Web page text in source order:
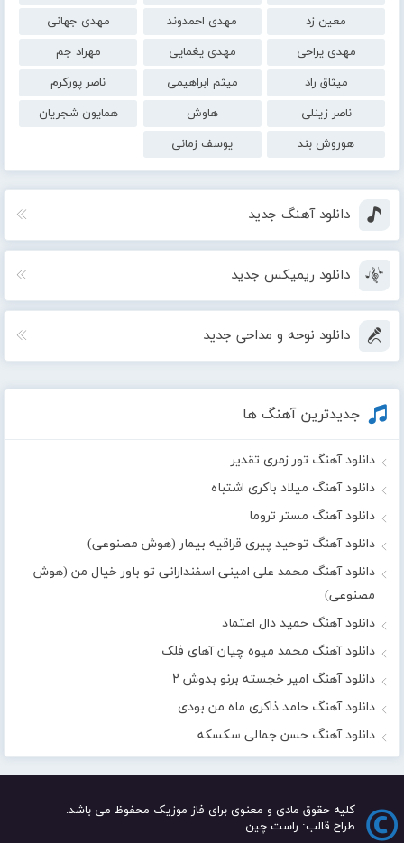
معین زد
مهدی احمدوند
مهدی جهانی
مهدی یراحی
مهدی یغمایی
مهراد جم
میثاق راد
میثم ابراهیمی
ناصر پورکرم
ناصر زینلی
هاوش
همایون شجریان
هوروش بند
یوسف زمانی
دانلود آهنگ جدید
دانلود ریمیکس جدید
دانلود نوحه و مداحی جدید
جدیدترین آهنگ ها
دانلود آهنگ تور زمری تقدیر
دانلود آهنگ میلاد باکری اشتباه
دانلود آهنگ مستر تروما
دانلود آهنگ توحید پیری قراقیه بیمار (هوش مصنوعی)
دانلود آهنگ محمد علی امینی اسفندارانی تو باور خیال من (هوش
مصنوعی)
دانلود آهنگ حمید دال اعتماد
دانلود آهنگ محمد میوه چیان آهای فلک
دانلود آهنگ امیر خجسته برنو بدوش ۲
دانلود آهنگ حامد ذاکری ماه من بودی
دانلود آهنگ حسن جمالی سکسکه
کلیه حقوق مادی و معنوی برای فاز موزیک محفوظ می باشد.
طراح قالب: راست چین